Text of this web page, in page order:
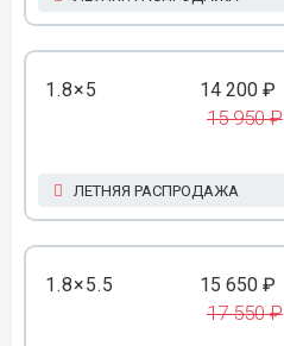
1.8×5 14 200 ₽
15 950 ₽
ЛЕТНЯЯ РАСПРОДАЖА
1.8×5.5 15 650 ₽
17 550 ₽